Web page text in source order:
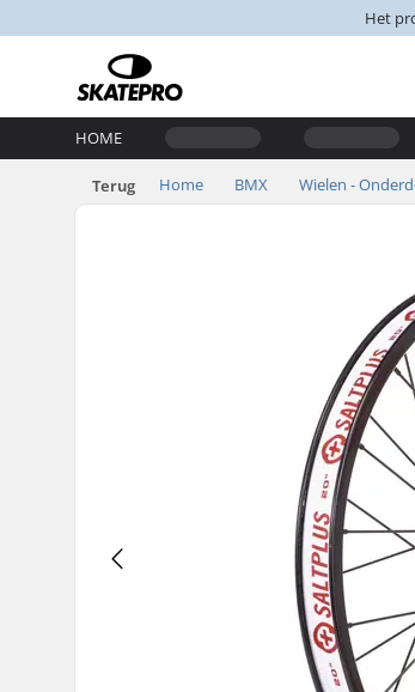
Het
HOME
Terug Home BMX Wielen -